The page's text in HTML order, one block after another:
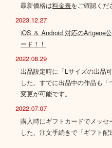
最新価格は料金表をご確認くだ
2023.12.27
iOS ＆ Android 対応のArtgene
ード！！
2022.08.29
出品設定時に「Lサイズの出品
した。すでに出品中の作品も
変更が可能です。
2022.07.07
購入時にギフトカードでメッ
した。注文手続きで「ギフト配